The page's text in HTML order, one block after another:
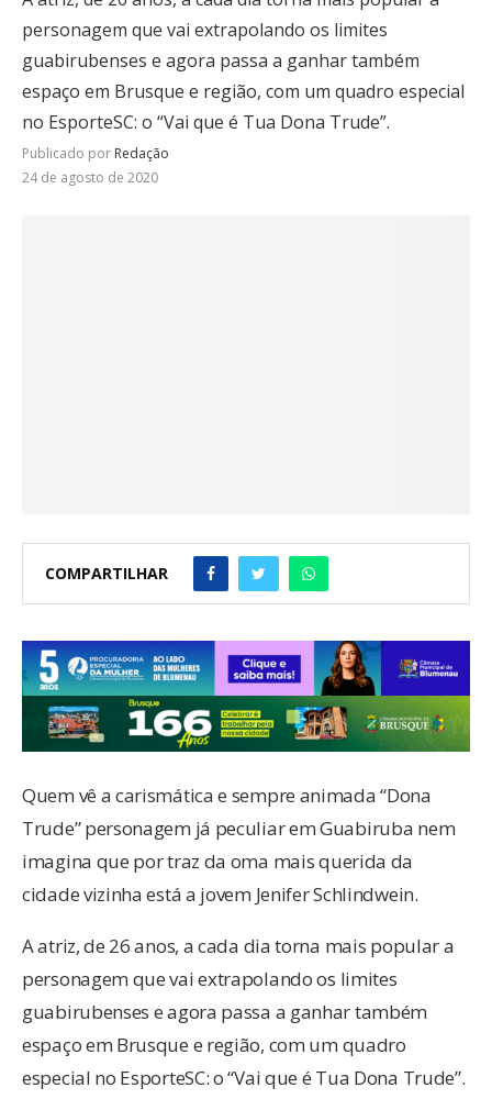
personagem que vai extrapolando os limites
guabirubenses e agora passa a ganhar também
espaço em Brusque e região, com um quadro especial
no EsporteSC: o “Vai que é Tua Dona Trude”.
Publicado por Redação
24 de agosto de 2020
COMPARTILHAR
Quem vê a carismática e sempre animada “Dona
Trude” personagem já peculiar em Guabiruba nem
imagina que por traz da oma mais querida da
cidade vizinha está a jovem Jenifer Schlindwein.
A atriz, de 26 anos, a cada dia torna mais popular a
personagem que vai extrapolando os limites
guabirubenses e agora passa a ganhar também
espaço em Brusque e região, com um quadro
especial no EsporteSC: o “Vai que é Tua Dona Trude”.